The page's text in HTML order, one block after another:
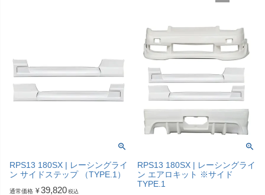
RPS13 180SX | レーシングライ
ン サイドステップ （TYPE.1）
通常価格 ¥39,820 税込
RPS13 180SX | レーシングライ
ン エアロキット ※サイド
TYPE.1